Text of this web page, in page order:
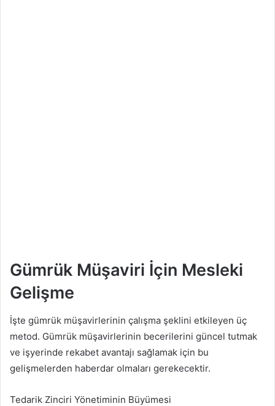
Gümrük Müşaviri İçin Mesleki
Gelişme
İşte gümrük müşavirlerinin çalışma şeklini etkileyen üç
metod. Gümrük müşavirlerinin becerilerini güncel tutmak
ve işyerinde rekabet avantajı sağlamak için bu
gelişmelerden haberdar olmaları gerekecektir.
Tedarik Zinciri Yönetiminin Büyümesi